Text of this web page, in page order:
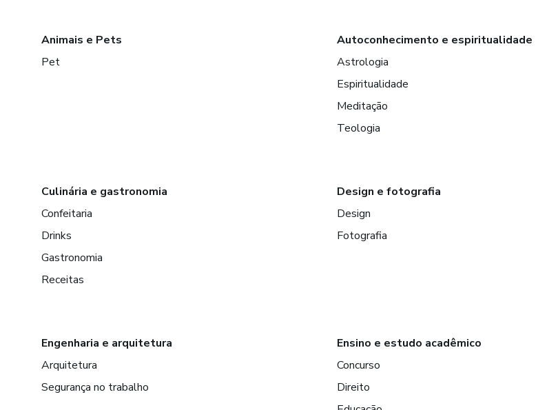
Animais e Pets
Pet
Autoconhecimento e espiritualidade
Astrologia
Espiritualidade
Meditação
Teologia
Culinária e gastronomia
Confeitaria
Drinks
Gastronomia
Receitas
Design e fotografia
Design
Fotografia
Engenharia e arquitetura
Arquitetura
Segurança no trabalho
Ensino e estudo acadêmico
Concurso
Direito